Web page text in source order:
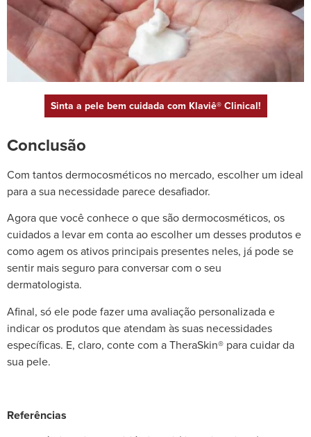
Sinta a pele bem cuidada com Klaviê® Clinical!
Conclusão
Com tantos dermocosméticos no mercado, escolher um ideal
para a sua necessidade parece desafiador.
Agora que você conhece o que são dermocosméticos, os
cuidados a levar em conta ao escolher um desses produtos e
como agem os ativos principais presentes neles, já pode se
sentir mais seguro para conversar com o seu
dermatologista.
Afinal, só ele pode fazer uma avaliação personalizada e
indicar os produtos que atendam às suas necessidades
específicas. E, claro, conte com a TheraSkin® para cuidar da
sua pele.
Referências